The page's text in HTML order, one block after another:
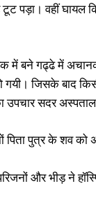
पड़ा। वहीं घायल
में बने गढ्ढे में
गयी। जिसके बाद
उपचार सदर
पिता पुत्र के शव
और भीड़ ने